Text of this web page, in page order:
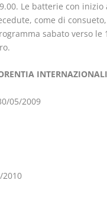
Le batterie con
come di
sabato verso
05/2009